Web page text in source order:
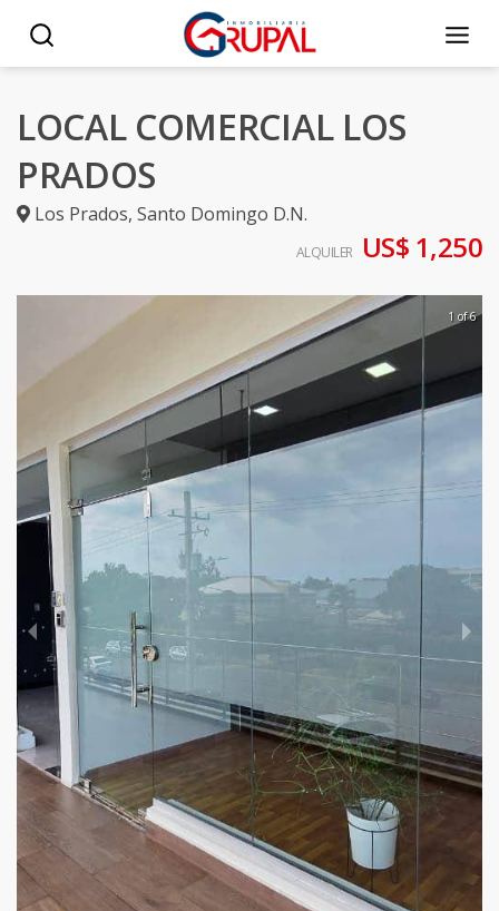
LOCAL COMERCIAL LOS
PRADOS
Los Prados, Santo Domingo D.N.
ALQUILER US$ 1,250
1 of 6